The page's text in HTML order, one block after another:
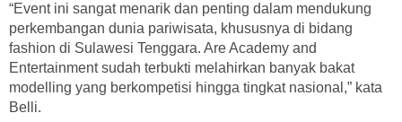
“Event ini sangat menarik dan penting dalam mendukung
perkembangan dunia pariwisata, khususnya di bidang
fashion di Sulawesi Tenggara. Are Academy and
Entertainment sudah terbukti melahirkan banyak bakat
modelling yang berkompetisi hingga tingkat nasional,” kata
Belli.